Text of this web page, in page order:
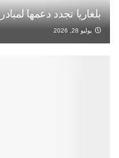
بلغاريا تجدد دعمها
يوليو 28, 2026